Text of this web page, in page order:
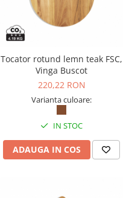
Tocator rotund lemn teak FSC,
Vinga Buscot
220,22 RON
Varianta culoare:
IN STOC
ADAUGA IN COS